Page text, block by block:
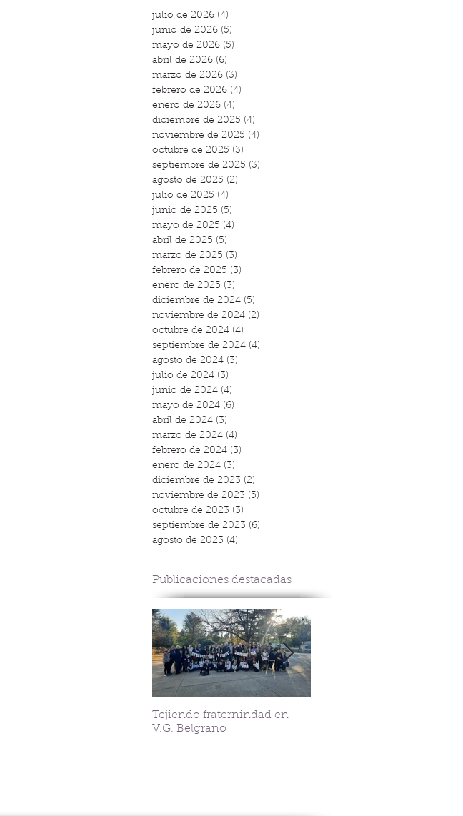
julio de 2026 (4)
junio de 2026 (5)
mayo de 2026 (5)
abril de 2026 (6)
marzo de 2026 (3)
febrero de 2026 (4)
enero de 2026 (4)
diciembre de 2025 (4)
noviembre de 2025 (4)
octubre de 2025 (3)
septiembre de 2025 (3)
agosto de 2025 (2)
julio de 2025 (4)
junio de 2025 (5)
mayo de 2025 (4)
abril de 2025 (5)
marzo de 2025 (3)
febrero de 2025 (3)
enero de 2025 (3)
diciembre de 2024 (5)
noviembre de 2024 (2)
octubre de 2024 (4)
septiembre de 2024 (4)
agosto de 2024 (3)
julio de 2024 (3)
junio de 2024 (4)
mayo de 2024 (6)
abril de 2024 (3)
marzo de 2024 (4)
febrero de 2024 (3)
enero de 2024 (3)
diciembre de 2023 (2)
noviembre de 2023 (5)
octubre de 2023 (3)
septiembre de 2023 (6)
agosto de 2023 (4)
Publicaciones destacadas
Tejiendo fraternindad en
V.G. Belgrano